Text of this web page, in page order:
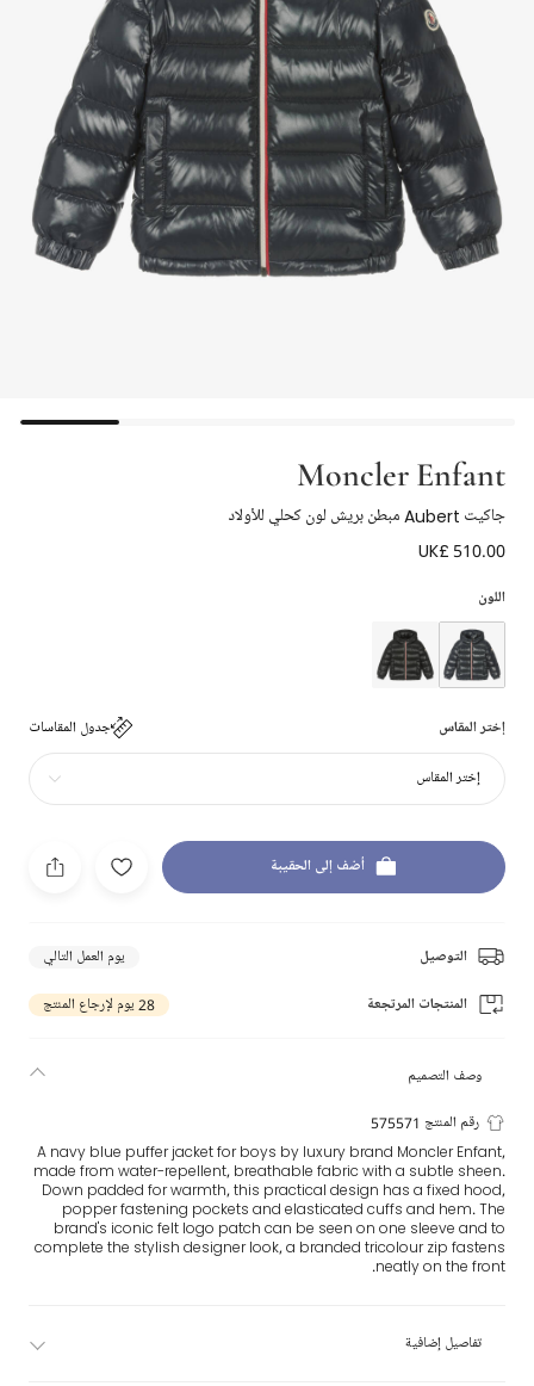
Moncler Enfant
جاكيت Aubert مبطن بريش لون كحلي للأولاد
UK£ 510.00
اللون
إختر المقاس جدول المقاسات
إختر المقاس
أضف إلى الحقيبة
التوصيل يوم العمل التالي
المنتجات المرتجعة 28 يوم لإرجاع المنتج
وصف التصميم
رقم المنتج 575571
A navy blue puffer jacket for boys by luxury brand Moncler Enfant,
made from water-repellent, breathable fabric with a subtle sheen.
Down padded for warmth, this practical design has a fixed hood,
popper fastening pockets and elasticated cuffs and hem. The
brand's iconic felt logo patch can be seen on one sleeve and to
complete the stylish designer look, a branded tricolour zip fastens
neatly on the front.
تفاصيل إضافية